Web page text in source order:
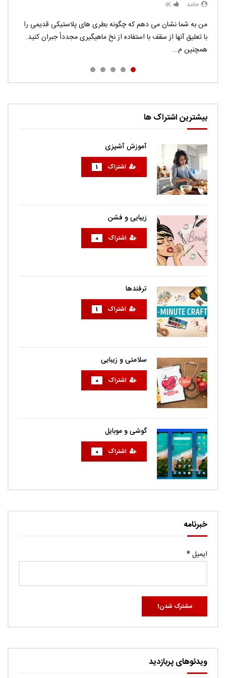
حامد 1K
من به شما نشان می دهم که چگونه بطری های پلاستیکی قدیمی را
با تعلیق آنها از سقف با استفاده از نخ ماهیگیری مجدداً جبران کنید.
همچنین م...
حامد 1K
Pellentesque vitae massa commodo, interdum turpis in,
pretium enim. Integer feugiat felis a justo aliquam, porta
euismod nunc volutp...
حامد 0.9K
در این ویدیو می توانید ترفند های جاسوسی را در چند دقیقه ببینید.
اگر می خواهید راهی برای گرفتن اثر انگشت افراد داشته باشید ، به
راحتی...
حامد 0.9K
Donec eros risus, auctor quis congue eu, viverra id
tellus. Sed ac ligula faucibus, consequat augue nec,
sodales diam. Cras quis met...
بیشترین اشتراک ها
آموزش آشپزی
اشتراک 1
زیبایی و فشن
اشتراک 0
ترفندها
اشتراک 1
سلامتی و زیبایی
اشتراک 0
گوشی و موبایل
اشتراک 0
خبرنامه
ایمیل*
ویدئوهای پربازدید